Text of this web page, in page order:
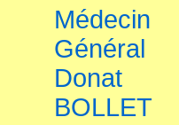
Médecin
Général
Donat
BOLLET